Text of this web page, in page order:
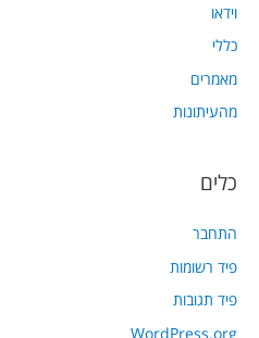
וידאו
כללי
מאמרים
מהעיתונות
כלים
התחבר
פיד רשומות
פיד תגובות
WordPress.org